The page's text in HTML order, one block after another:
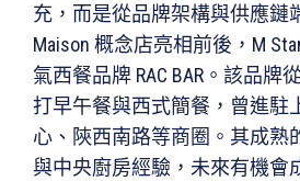
充，而是從品牌架構與供應鏈
Maison 概念店亮相前後，M
氣西餐品牌 RAC BAR。該品牌
打早午餐與西式簡餐，曾進駐
心、陝西南路等商圈。其成熟
與中央廚房經驗，未來有機會